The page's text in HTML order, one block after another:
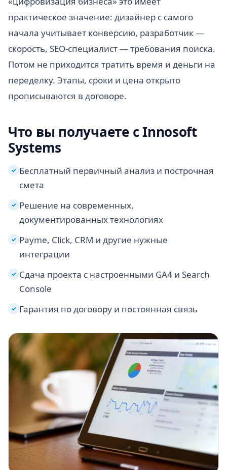
практическое значение: дизайнер с самого
начала учитывает конверсию, разработчик —
скорость, SEO-специалист — требования поиска.
Потом не приходится тратить время и деньги на
переделку. Этапы, сроки и цена открыто
прописываются в договоре.
Что вы получаете с Innosoft
Systems
✓ Бесплатный первичный анализ и построчная
смета
✓ Решение на современных,
документированных технологиях
✓ Payme, Click, CRM и другие нужные
интеграции
✓ Сдача проекта с настроенными GA4 и Search
Console
✓ Гарантия по договору и постоянная связь